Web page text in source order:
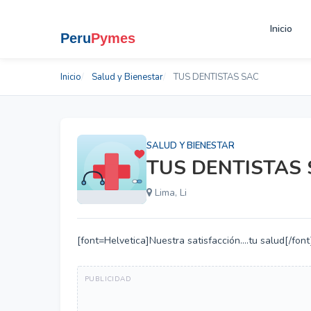
Inicio
Inicio Salud y Bienestar TUS DENTISTAS SAC
SALUD Y BIENESTAR
TUS DENTISTAS
Lima, Li
[font=Helvetica]Nuestra satisfacción....tu salud[/